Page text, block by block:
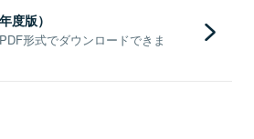
度版）
形式でダウンロードできま